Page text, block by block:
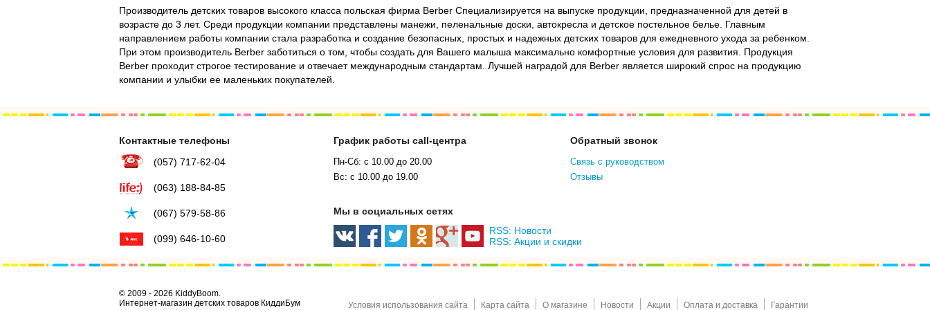
Производитель детских товаров высокого класса польская фирма Berber Специализируется на выпуске продукции, предназначенной для детей в
возрасте до 3 лет. Среди продукции компании представлены манежи, пеленальные доски, автокресла и детское постельное белье. Главным
направлением работы компании стала разработка и создание безопасных, простых и надежных детских товаров для ежедневного ухода за ребенком.
При этом производитель Berber заботиться о том, чтобы создать для Вашего малыша максимально комфортные условия для развития. Продукция
Berber проходит строгое тестирование и отвечает международным стандартам. Лучшей наградой для Berber является широкий спрос на продукцию
компании и улыбки ее маленьких покупателей.
Контактные телефоны
(057) 717-62-04
(063) 188-84-85
(067) 579-58-86
(099) 646-10-60
График работы call-центра
Пн-Сб: с 10.00 до 20.00
Вс: с 10.00 до 19.00
Обратный звонок
Связь с руководством
Отзывы
Мы в социальных сетях
RSS: Новости
RSS: Акции и скидки
© 2009 - 2026 KiddyBoom.
Интернет-магазин детских товаров КиддиБум
Условия использования сайта Карта сайта О магазине Новости Акции Оплата и доставка Гарантии